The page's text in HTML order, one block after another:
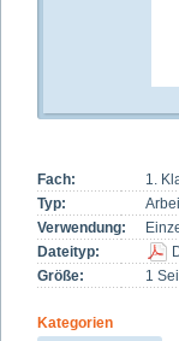
Fach:
1.
Typ:
Verwendung:
Dateityp:
Größe:
1
Kategorien